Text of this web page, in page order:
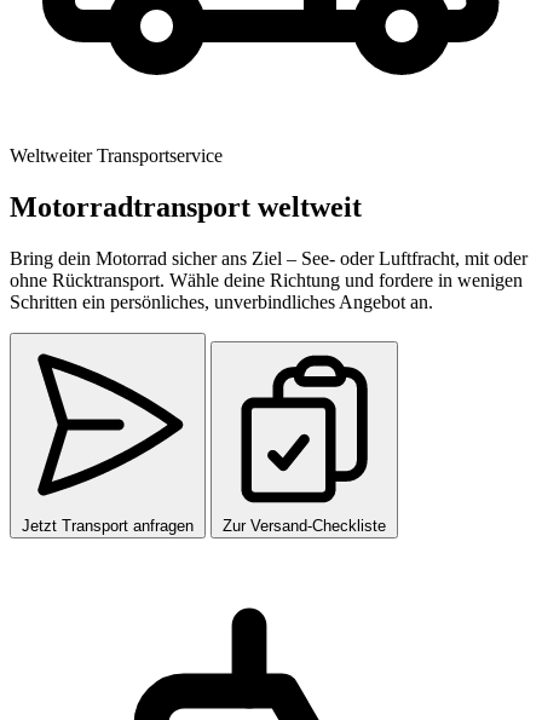
Weltweiter Transportservice
Motorradtransport weltweit
Bring dein Motorrad sicher ans Ziel – See- oder Luftfracht, mit oder
ohne Rücktransport. Wähle deine Richtung und fordere in wenigen
Schritten ein persönliches, unverbindliches Angebot an.
Jetzt Transport anfragen Zur Versand-Checkliste